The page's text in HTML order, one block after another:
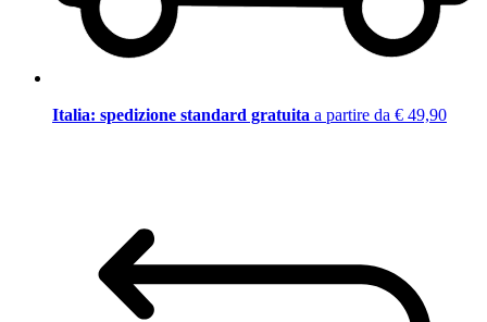
Italia: spedizione standard gratuita a partire da € 49,90